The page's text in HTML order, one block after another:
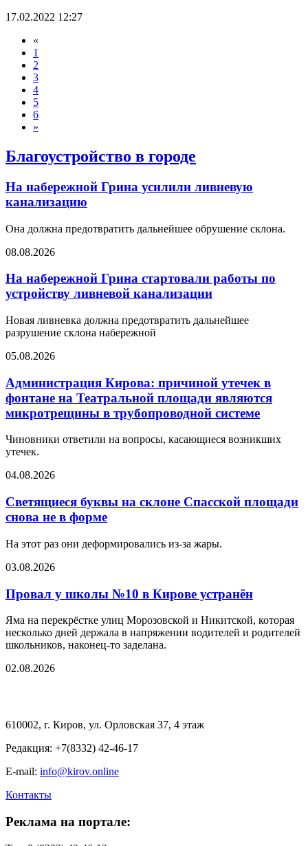
17.02.2022 12:27
«
1
2
3
4
5
6
»
Благоустройство в городе
На набережной Грина усилили ливневую
канализацию
Она должна предотвратить дальнейшее обрушение склона.
08.08.2026
На набережной Грина стартовали работы по
устройству ливневой канализации
Новая ливневка должна предотвратить дальнейшее
разрушение склона набережной
05.08.2026
Администрация Кирова: причиной утечек в
фонтане на Театральной площади являются
микротрещины в трубопроводной системе
Чиновники ответили на вопросы, касающиеся возникших
утечек.
04.08.2026
Светящиеся буквы на склоне Спасской площади
снова не в форме
На этот раз они деформировались из-за жары.
03.08.2026
Провал у школы №10 в Кирове устранён
Яма на перекрёстке улиц Морозовской и Никитской, которая
несколько дней держала в напряжении водителей и родителей
школьников, наконец-то заделана.
02.08.2026
610002, г. Киров, ул. Орловская 37, 4 этаж
Редакция: +7(8332) 42-46-17
E-mail: info@kirov.online
Контакты
Реклама на портале: